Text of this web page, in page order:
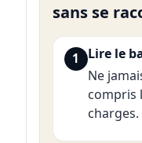
sans se
1
Lire le
Ne
compris
charges.